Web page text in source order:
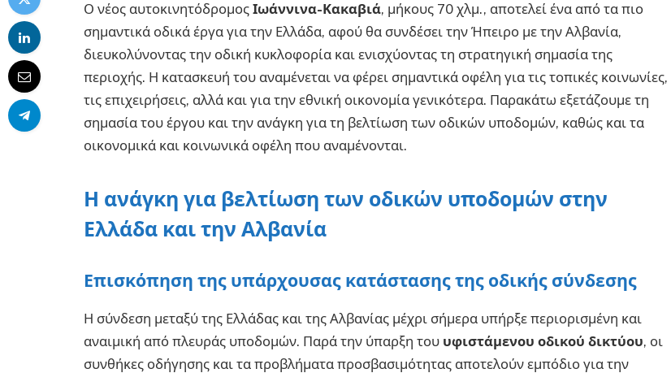
Ο νέος αυτοκινητόδρομος Ιωάννινα-Κακαβιά, μήκους 70 χλμ., αποτελεί ένα από τα πιο
σημαντικά οδικά έργα για την Ελλάδα, αφού θα συνδέσει την Ήπειρο με την Αλβανία,
διευκολύνοντας την οδική κυκλοφορία και ενισχύοντας τη στρατηγική σημασία της
περιοχής. Η κατασκευή του αναμένεται να φέρει σημαντικά οφέλη για τις τοπικές κοινωνίες,
τις επιχειρήσεις, αλλά και για την εθνική οικονομία γενικότερα. Παρακάτω εξετάζουμε τη
σημασία του έργου και την ανάγκη για τη βελτίωση των οδικών υποδομών, καθώς και τα
οικονομικά και κοινωνικά οφέλη που αναμένονται.
Η ανάγκη για βελτίωση των οδικών υποδομών στην
Ελλάδα και την Αλβανία
Επισκόπηση της υπάρχουσας κατάστασης της οδικής σύνδεσης
Η σύνδεση μεταξύ της Ελλάδας και της Αλβανίας μέχρι σήμερα υπήρξε περιορισμένη και
αναιμική από πλευράς υποδομών. Παρά την ύπαρξη του υφιστάμενου οδικού δικτύου, οι
συνθήκες οδήγησης και τα προβλήματα προσβασιμότητας αποτελούν εμπόδιο για την